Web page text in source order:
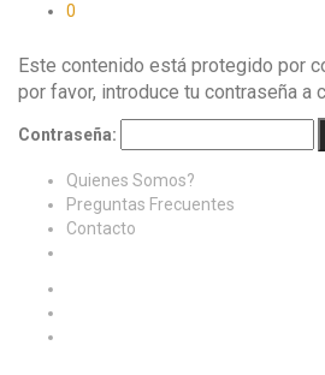
0
Este contenido está protegido por
por favor, introduce tu contraseña a
Contraseña:
Quienes Somos?
Preguntas Frecuentes
Contacto